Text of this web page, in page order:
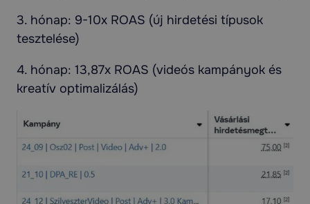
3. hónap: 9-10x ROAS (új hirdetési típusok
tesztelése)
4. hónap: 13,87x ROAS (videós kampányok és
kreatív optimalizálás)